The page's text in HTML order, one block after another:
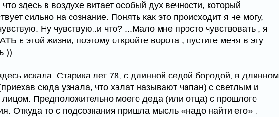
что здесь в воздухе витает особый дух вечности, который
сильно на сознание. Понять как это происходит я не могу,
Ну чувствую..и что? ...Мало мне просто чувствовать , я
в этой жизни, поэтому откройте ворота , пустите меня в эту
))
искала. Старика лет 78, с длинной седой бородой, в длинном
сюда узнала, что халат называют чапан) с светлым и
Предположительно моего деда (или отца) с прошлого
Откуда то с подсознания пришла мысль «надо найти его» .